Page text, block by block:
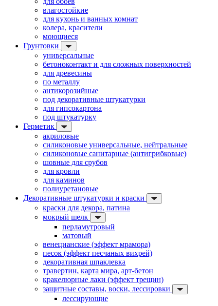
влагостойкие
для кухонь и ванных комнат
колера, красители
моющиеся
Грунтовки
универсальные
бетоноконтакт и для сложных поверхностей
для древесины
по металлу
антикорозийные
под декоративные штукатурки
для гипсокартона
под штукатурку
Герметик
акриловые
силиконовые универсальные, нейтральные
силиконовые санитарные (антигрибковые)
шовные для срубов
для кровли
для каминов
полиуретановые
Декоративные штукатурки и краски
краски для декора, патина
мокрый шелк
перламутровый
матовый
венецианские (эффект мрамора)
песок (эффект песчаных вихрей)
декоративная шпаклевка
травертин, карта мира, арт-бетон
кракелюрные лаки (эффект трещин)
защитные составы, воски, лессировки
лессирующие